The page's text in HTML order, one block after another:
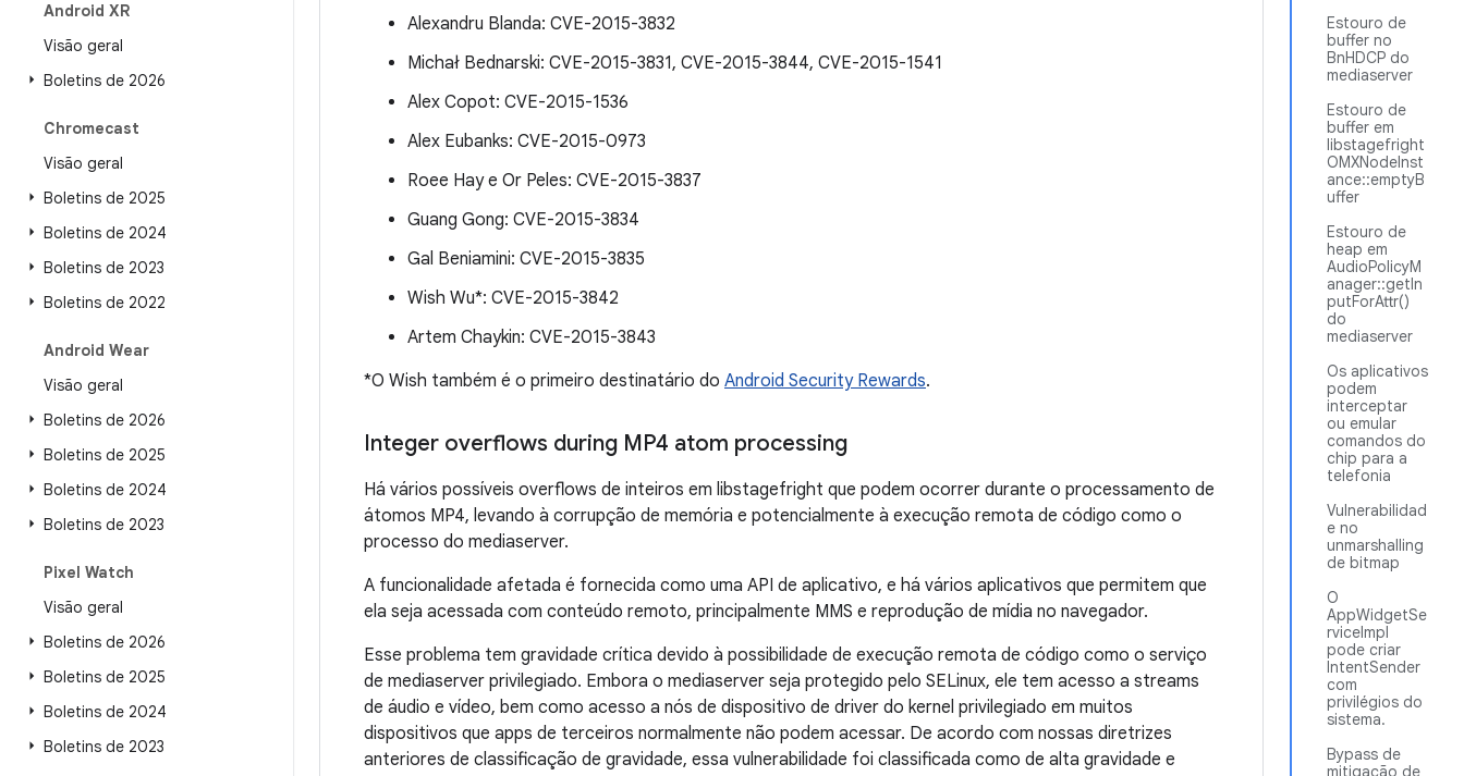
Android XR
Visão geral
Boletins de 2026
Chromecast
Visão geral
Boletins de 2025
Boletins de 2024
Boletins de 2023
Boletins de 2022
Android Wear
Visão geral
Boletins de 2026
Boletins de 2025
Boletins de 2024
Boletins de 2023
Pixel Watch
Visão geral
Boletins de 2026
Boletins de 2025
Boletins de 2024
Boletins de 2023
Estouro de
buffer no
BnHDCP do
mediaserver
Estouro de
buffer em
libstagefright
OMXNodeInst
ance::emptyB
uffer
Estouro de
heap em
AudioPolicyM
anager::getIn
putForAttr()
do
mediaserver
Os aplicativos
podem
interceptar
ou emular
comandos do
chip para a
telefonia
Vulnerabilidad
e no
unmarshalling
de bitmap
O
AppWidgetSe
rviceImpl
pode criar
IntentSender
com
privilégios do
sistema.
Bypass de
mitigação de
Alexandru Blanda: CVE-2015-3832
Michał Bednarski: CVE-2015-3831, CVE-2015-3844, CVE-2015-1541
Alex Copot: CVE-2015-1536
Alex Eubanks: CVE-2015-0973
Roee Hay e Or Peles: CVE-2015-3837
Guang Gong: CVE-2015-3834
Gal Beniamini: CVE-2015-3835
Wish Wu*: CVE-2015-3842
Artem Chaykin: CVE-2015-3843
*O Wish também é o primeiro destinatário do Android Security Rewards.
Integer overflows during MP4 atom processing
Há vários possíveis overflows de inteiros em libstagefright que podem ocorrer durante o processamento de
átomos MP4, levando à corrupção de memória e potencialmente à execução remota de código como o
processo do mediaserver.
A funcionalidade afetada é fornecida como uma API de aplicativo, e há vários aplicativos que permitem que
ela seja acessada com conteúdo remoto, principalmente MMS e reprodução de mídia no navegador.
Esse problema tem gravidade crítica devido à possibilidade de execução remota de código como o serviço
de mediaserver privilegiado. Embora o mediaserver seja protegido pelo SELinux, ele tem acesso a streams
de áudio e vídeo, bem como acesso a nós de dispositivo de driver do kernel privilegiado em muitos
dispositivos que apps de terceiros normalmente não podem acessar. De acordo com nossas diretrizes
anteriores de classificação de gravidade, essa vulnerabilidade foi classificada como de alta gravidade e